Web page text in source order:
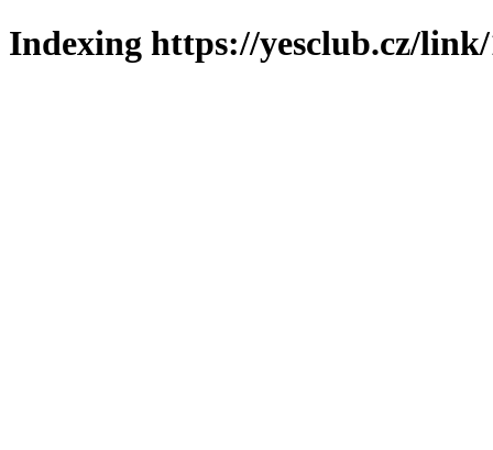
Indexing https://yesclub.cz/link/